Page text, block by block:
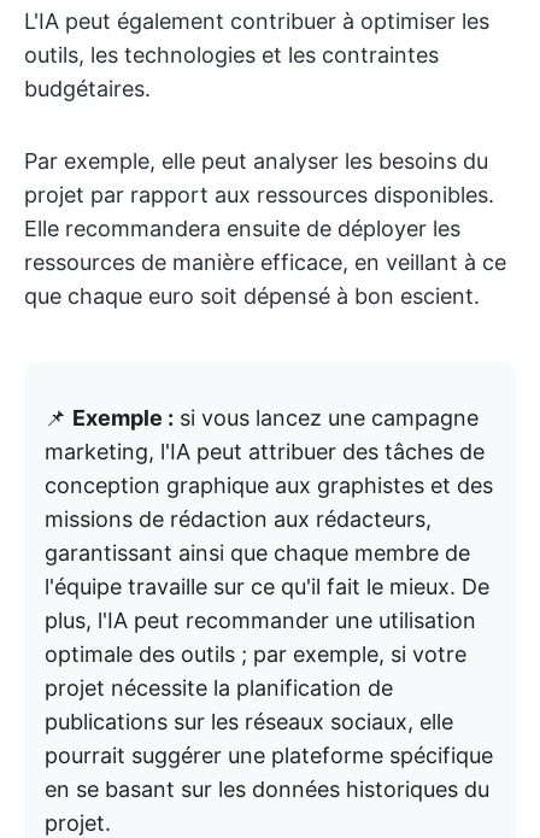
L'IA peut également contribuer à optimiser les
outils, les technologies et les contraintes
budgétaires.
Par exemple, elle peut analyser les besoins du
projet par rapport aux ressources disponibles.
Elle recommandera ensuite de déployer les
ressources de manière efficace, en veillant à ce
que chaque euro soit dépensé à bon escient.
📌 Exemple : si vous lancez une campagne
marketing, l'IA peut attribuer des tâches de
conception graphique aux graphistes et des
missions de rédaction aux rédacteurs,
garantissant ainsi que chaque membre de
l'équipe travaille sur ce qu'il fait le mieux. De
plus, l'IA peut recommander une utilisation
optimale des outils ; par exemple, si votre
projet nécessite la planification de
publications sur les réseaux sociaux, elle
pourrait suggérer une plateforme spécifique
en se basant sur les données historiques du
projet.